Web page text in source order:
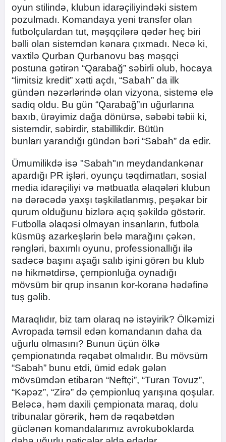
oyun stilində, klubun idarəçiliyindəki sistem
pozulmadı. Komandaya yeni transfer olan
futbolçulardan tut, məşqçilərə qədər heç biri
bəlli olan sistemdən kənara çıxmadı. Necə ki,
vaxtilə Qurban Qurbanovu baş məşqçi
postuna gətirən “Qarabağ” səbirli olub, hocaya
“limitsiz kredit” xətti açdı, “Sabah” da ilk
gündən nəzərlərində olan vizyona, sistemə elə
sadiq oldu. Bu gün “Qarabağ”ın uğurlarına
baxıb, ürəyimiz dağa dönürsə, səbəbi təbii ki,
sistemdir, səbirdir, stabillikdir. Bütün
bunları yarandığı gündən bəri “Sabah” da edir.
Ümumilikdə isə "Sabah"ın meydandankənar
apardığı PR işləri, oyunçu təqdimatları, sosial
media idarəçiliyi və mətbuatla əlaqələri klubun
nə dərəcədə yaxşı təşkilatlanmış, peşəkar bir
qurum olduğunu bizlərə açıq şəkildə göstərir.
Futbolla əlaqəsi olmayan insanların, futbola
küsmüş azarkeşlərin belə marağını çəkən,
rəngləri, baxımlı oyunu, professionallığı ilə
sadəcə başını aşağı salıb işini görən bu klub
nə hikmətdirsə, çempionluğa oynadığı
mövsüm bir qrup insanın kor-koranə hədəfinə
tuş gəlib.
Maraqlıdır, biz tam olaraq nə istəyirik? Ölkəmizi
Avropada təmsil edən komandanın daha da
uğurlu olmasını? Bunun üçün ölkə
çempionatında rəqabət olmalıdır. Bu mövsüm
“Sabah” bunu etdi, ümid edək gələn
mövsümdən etibarən “Neftçi”, “Turan Tovuz”,
“Kəpəz”, “Zirə” də çempionluq yarışına qoşular.
Beləcə, həm daxili çempionata maraq, dolu
tribunalar görərik, həm də rəqabətdən
güclənən komandalarımız avrokuboklarda